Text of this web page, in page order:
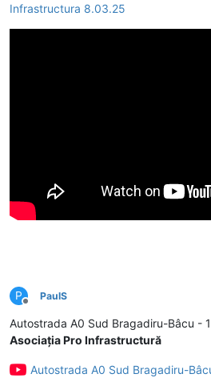
Infrastructura 8.03.25
P
Deconectat
PaulS
Autostrada A0 Sud Bragadiru-Bâcu -
Asociația Pro Infrastructură
Autostrada A0 Sud Bragadiru-